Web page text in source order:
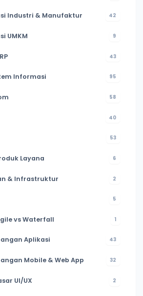
Industri & Manufaktur 42
UMKM 9
43
Informasi 95
58
40
53
Layana 6
& Infrastruktur 2
5
vs Waterfall 1
Aplikasi 43
Mobile & Web App 32
UI/UX 2